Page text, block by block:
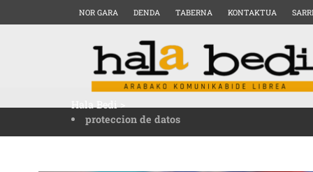
NOR GARA DENDA TABERNA KONTAKTUA
Hala Bedi>
proteccion de datos